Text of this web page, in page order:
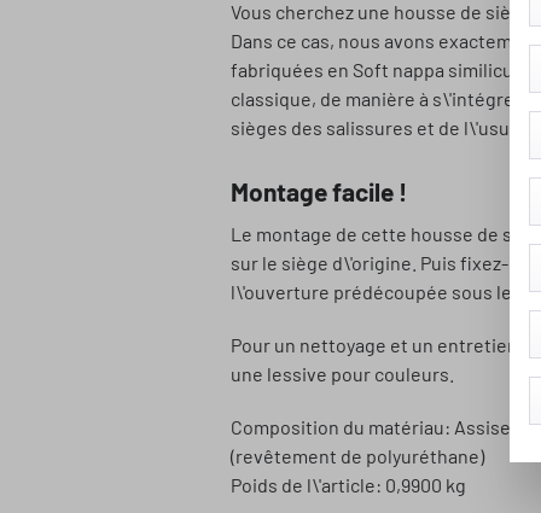
Vous cherchez une housse de
Dans ce cas, nous avons
fabriquées en Soft nappa similicuir
classique, de manière à s\'intégrer
sièges des salissures et de
Montage facile !
Le montage de cette housse de
sur le siège d\'origine. Puis fixez-la
l\'ouverture prédécoupée sous le
Pour un nettoyage et un entretien
une lessive pour couleurs.
Composition du matériau: Assise :
(revêtement de polyuréthane)
Poids de l\'article: 0,9900 kg